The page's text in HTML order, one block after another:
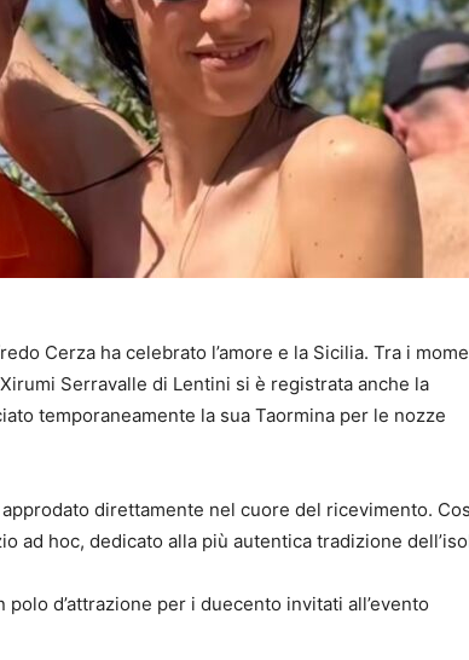
Cerza ha celebrato l’amore e la Sicilia. Tra i
Serravalle di Lentini si è registrata anche la
temporaneamente la sua Taormina per le nozze
direttamente nel cuore del ricevimento.
ad hoc, dedicato alla più autentica tradizione
d’attrazione per i duecento invitati all’evento